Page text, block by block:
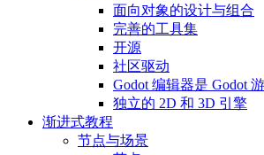
面向对象的设计与组合
完善的工具集
开源
社区驱动
Godot 编辑器是 Godot
独立的 2D 和 3D 引擎
渐进式教程
节点与场景